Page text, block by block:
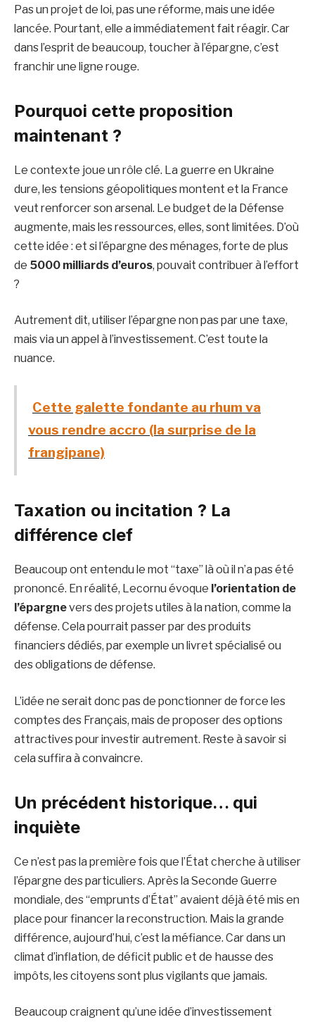
Pas un projet de loi, pas une réforme, mais une idée
lancée. Pourtant, elle a immédiatement fait réagir. Car
dans l’esprit de beaucoup, toucher à l’épargne, c’est
franchir une ligne rouge.
Pourquoi cette proposition
maintenant ?
Le contexte joue un rôle clé. La guerre en Ukraine
dure, les tensions géopolitiques montent et la France
veut renforcer son arsenal. Le budget de la Défense
augmente, mais les ressources, elles, sont limitées. D’où
cette idée : et si l’épargne des ménages, forte de plus
de 5000 milliards d’euros, pouvait contribuer à l’effort
?
Autrement dit, utiliser l’épargne non pas par une taxe,
mais via un appel à l’investissement. C’est toute la
nuance.
Cette galette fondante au rhum va
vous rendre accro (la surprise de la
frangipane)
Taxation ou incitation ? La
différence clef
Beaucoup ont entendu le mot “taxe” là où il n’a pas été
prononcé. En réalité, Lecornu évoque l’orientation de
l’épargnevers des projets utiles à la nation, comme la
défense. Cela pourrait passer par des produits
financiers dédiés, par exemple un livret spécialisé ou
des obligations de défense.
L’idée ne serait donc pas de ponctionner de force les
comptes des Français, mais de proposer des options
attractives pour investir autrement. Reste à savoir si
cela suffira à convaincre.
Un précédent historique… qui
inquiète
Ce n’est pas la première fois que l’État cherche à utiliser
l’épargne des particuliers. Après la Seconde Guerre
mondiale, des “emprunts d’État” avaient déjà été mis en
place pour financer la reconstruction. Mais la grande
différence, aujourd’hui, c’est la méfiance. Car dans un
climat d’inflation, de déficit public et de hausse des
impôts, les citoyens sont plus vigilants que jamais.
Beaucoup craignent qu’une idée d’investissement